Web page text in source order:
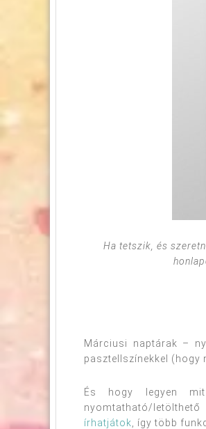
Ha tetszik, és
Márciusi naptárak –
pasztellszínekkel (hogy
És hogy legyen
nyomtatható/
írhatjátok , így több